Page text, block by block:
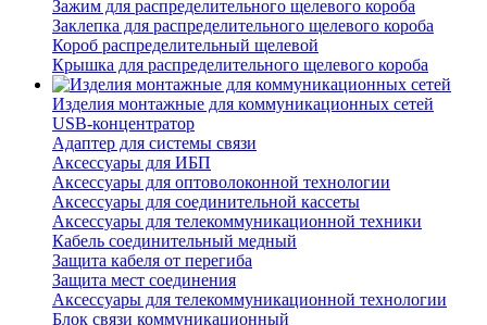
Зажим для распределительного щелевого короба
Заклепка для распределительного щелевого короба
Короб распределительный щелевой
Крышка для распределительного щелевого короба
Изделия монтажные для коммуникационных сетей
USB-концентратор
Адаптер для системы связи
Аксессуары для ИБП
Аксессуары для оптоволоконной технологии
Аксессуары для соединительной кассеты
Аксессуары для телекоммуникационной техники
Кабель соединительный медный
Защита кабеля от перегиба
Защита мест соединения
Аксессуары для телекоммуникационной технологии
Блок связи коммуникационный